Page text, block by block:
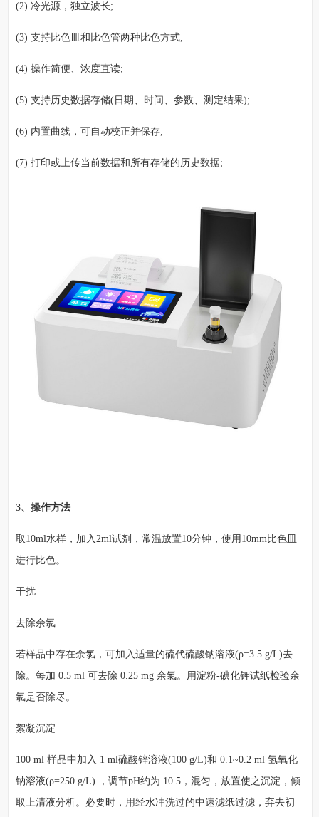
(2) 冷光源，独立波长;
(3) 支持比色皿和比色管两种比色方式;
(4) 操作简便、浓度直读;
(5) 支持历史数据存储(日期、时间、参数、测定结果);
(6) 内置曲线，可自动校正并保存;
(7) 打印或上传当前数据和所有存储的历史数据;
3、操作方法
取10ml水样，加入2ml试剂，常温放置10分钟，使用10mm比色皿
进行比色。
干扰
去除余氯
若样品中存在余氯，可加入适量的硫代硫酸钠溶液(ρ=3.5 g/L)去
除。每加 0.5 ml 可去除 0.25 mg 余氯。用淀粉-碘化钾试纸检验余
氯是否除尽。
絮凝沉淀
100 ml 样品中加入 1 ml硫酸锌溶液(100 g/L)和 0.1~0.2 ml 氢氧化
钠溶液(ρ=250 g/L) ，调节pH约为 10.5，混匀，放置使之沉淀，倾
取上清液分析。必要时，用经水冲洗过的中速滤纸过滤，弃去初